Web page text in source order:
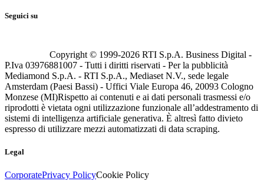
Seguici su
Copyright © 1999-2026 RTI S.p.A. Business Digital -
P.Iva 03976881007 - Tutti i diritti riservati - Per la pubblicità
Mediamond S.p.A. - RTI S.p.A., Mediaset N.V., sede legale
Amsterdam (Paesi Bassi) - Uffici Viale Europa 46, 20093 Cologno
Monzese (MI)Rispetto ai contenuti e ai dati personali trasmessi e/o
riprodotti è vietata ogni utilizzazione funzionale all’addestramento di
sistemi di intelligenza artificiale generativa. È altresì fatto divieto
espresso di utilizzare mezzi automatizzati di data scraping.
Legal
CorporatePrivacy PolicyCookie Policy